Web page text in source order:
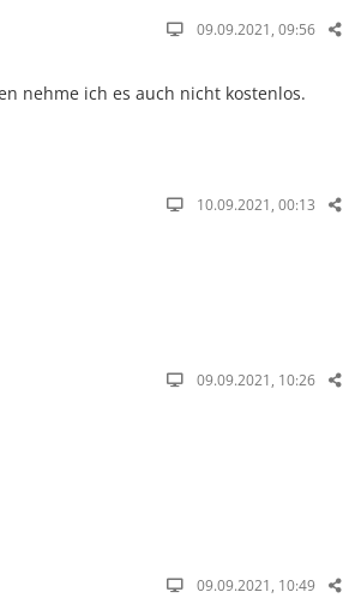
09.09.2021, 09:56
nehme ich es auch nicht kostenlos.
10.09.2021, 00:13
09.09.2021, 10:26
09.09.2021, 10:49